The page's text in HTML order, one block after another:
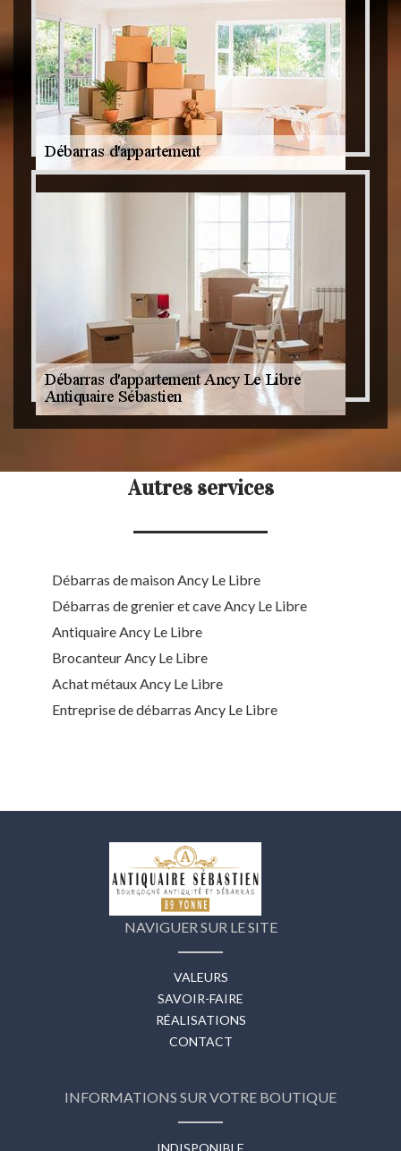
Autres services
Débarras de maison Ancy Le Libre
Débarras de grenier et cave Ancy Le Libre
Antiquaire Ancy Le Libre
Brocanteur Ancy Le Libre
Achat métaux Ancy Le Libre
Entreprise de débarras Ancy Le Libre
NAVIGUER SUR LE SITE
VALEURS
SAVOIR-FAIRE
RÉALISATIONS
CONTACT
INFORMATIONS SUR VOTRE BOUTIQUE
INDISPONIBLE